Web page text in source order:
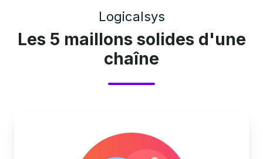
Logicalsys
Les 5 maillons solides d'une
chaîne